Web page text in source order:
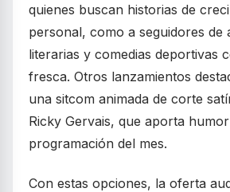
quienes buscan historias de
personal, como a seguidores de
literarias y comedias deportivas
fresca. Otros lanzamientos
una sitcom animada de corte
Ricky Gervais, que aporta
programación del mes.
Con estas opciones, la oferta